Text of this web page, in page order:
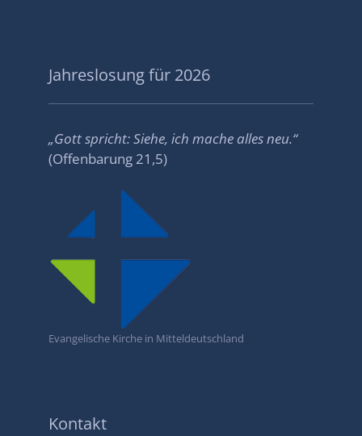
Jahreslosung für 2026
„Gott spricht: Siehe, ich mache alles neu.“
(Offenbarung 21,5)
Evangelische Kirche in Mitteldeutschland
Kontakt